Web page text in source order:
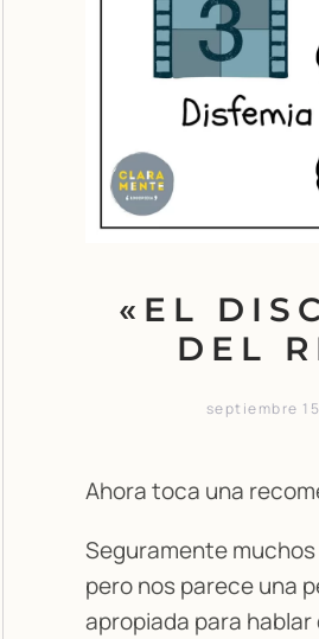
«EL
DEL
septiembre
Ahora toca una
Seguramente
pero nos parece una
apropiada para hablar